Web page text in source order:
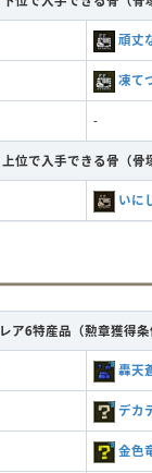
頑丈
凍て
-
上位で入手できる骨（骨
いに
レア6特産品（勲章獲得条
轟天
デカ
金色